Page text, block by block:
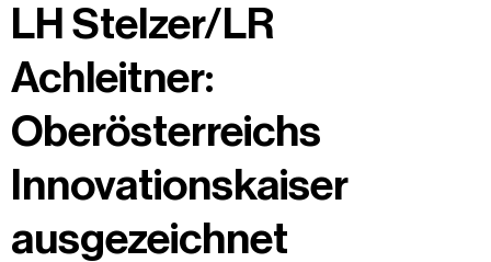
LH Stelzer/LR
Achleitner:
Oberösterreichs
Innovationskaiser
ausgezeichnet